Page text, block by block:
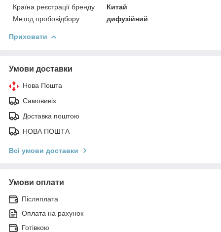
Країна реєстрації бренду
Китай
Метод пробовідбору
дифузійний
Приховати
Умови доставки
Нова Пошта
Самовивіз
Доставка поштою
НОВА ПОШТА
Всі умови доставки
Умови оплати
Післяплата
Оплата на рахунок
Готівкою